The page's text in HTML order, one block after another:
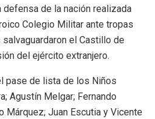
de la nación realizada
Colegio Militar ante tropas
el Castillo de
del ejército extranjero.
pase de lista de los Niños
Agustín Melgar; Fernando
Márquez; Juan Escutia y Vicente